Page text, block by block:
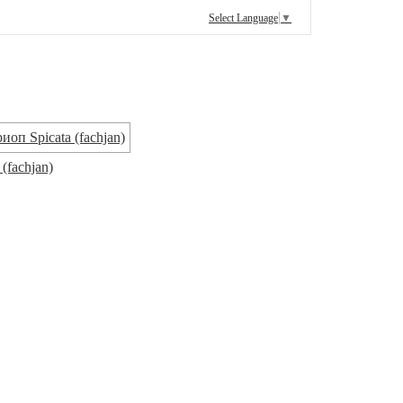
Select Language ▼
(fachjan)